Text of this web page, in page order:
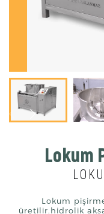
Lokum
Lokum
üretilir.hidrolik